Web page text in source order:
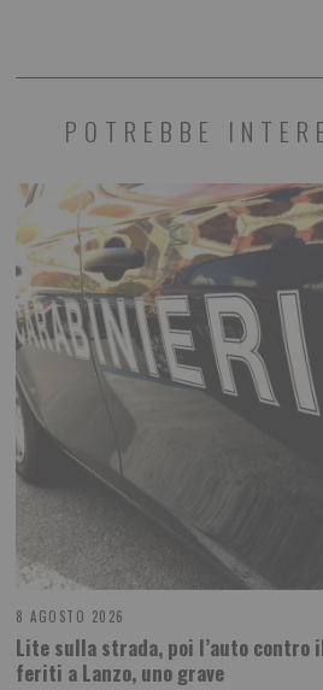
POTREBBE
8 AGOSTO 2026
Lite sulla strada, poi l’auto
feriti a Lanzo, uno grave